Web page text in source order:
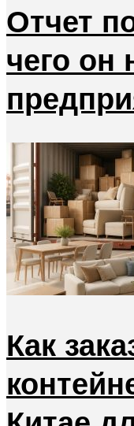
Отчет
чего он
Как